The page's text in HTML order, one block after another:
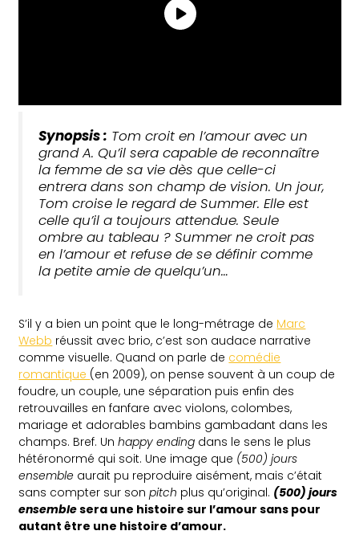
Synopsis : Tom croit en l’amour avec un
grand A. Qu’il sera capable de reconnaître
la femme de sa vie dès que celle-ci
entrera dans son champ de vision. Un jour,
Tom croise le regard de Summer. Elle est
celle qu’il a toujours attendue. Seule
ombre au tableau ? Summer ne croit pas
en l’amour et refuse de se définir comme
la petite amie de quelqu’un…
S’il y a bien un point que le long-métrage de Marc
Webb réussit avec brio, c’est son audace narrative
comme visuelle. Quand on parle de comédie
romantique (en 2009), on pense souvent à un coup de
foudre, un couple, une séparation puis enfin des
retrouvailles en fanfare avec violons, colombes,
mariage et adorables bambins gambadant dans les
champs. Bref. Unhappy ending dans le sens le plus
hétéronormé qui soit. Une image que (500) jours
ensemble aurait pu reproduire aisément, mais c’était
sans compter sur sonpitch plus qu’original. (500) jours
ensemblesera une histoire sur l’amour sans pour
autant être une histoire d’amour.